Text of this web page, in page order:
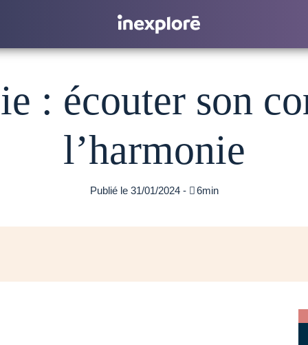
: écouter son
l’harmonie
Publié le 31/01/2024 - 6min